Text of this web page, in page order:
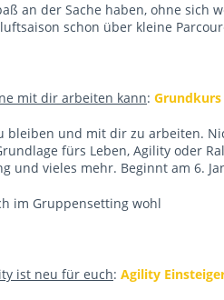
an der Sache haben, ohne sich
schon über kleine
mit dir arbeiten kann: Grundkurs
bleiben und mit dir zu arbeiten.
fürs Leben, Agility oder
und vieles mehr. Beginnt am 6.
im Gruppensetting wohl
ist neu für euch: Agility